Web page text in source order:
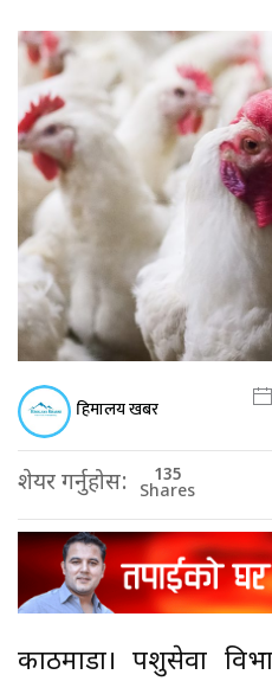
हिमालय खबर
शेयर गर्नुहोस: 135
Shares
काठमाडौं। पशुसेवा